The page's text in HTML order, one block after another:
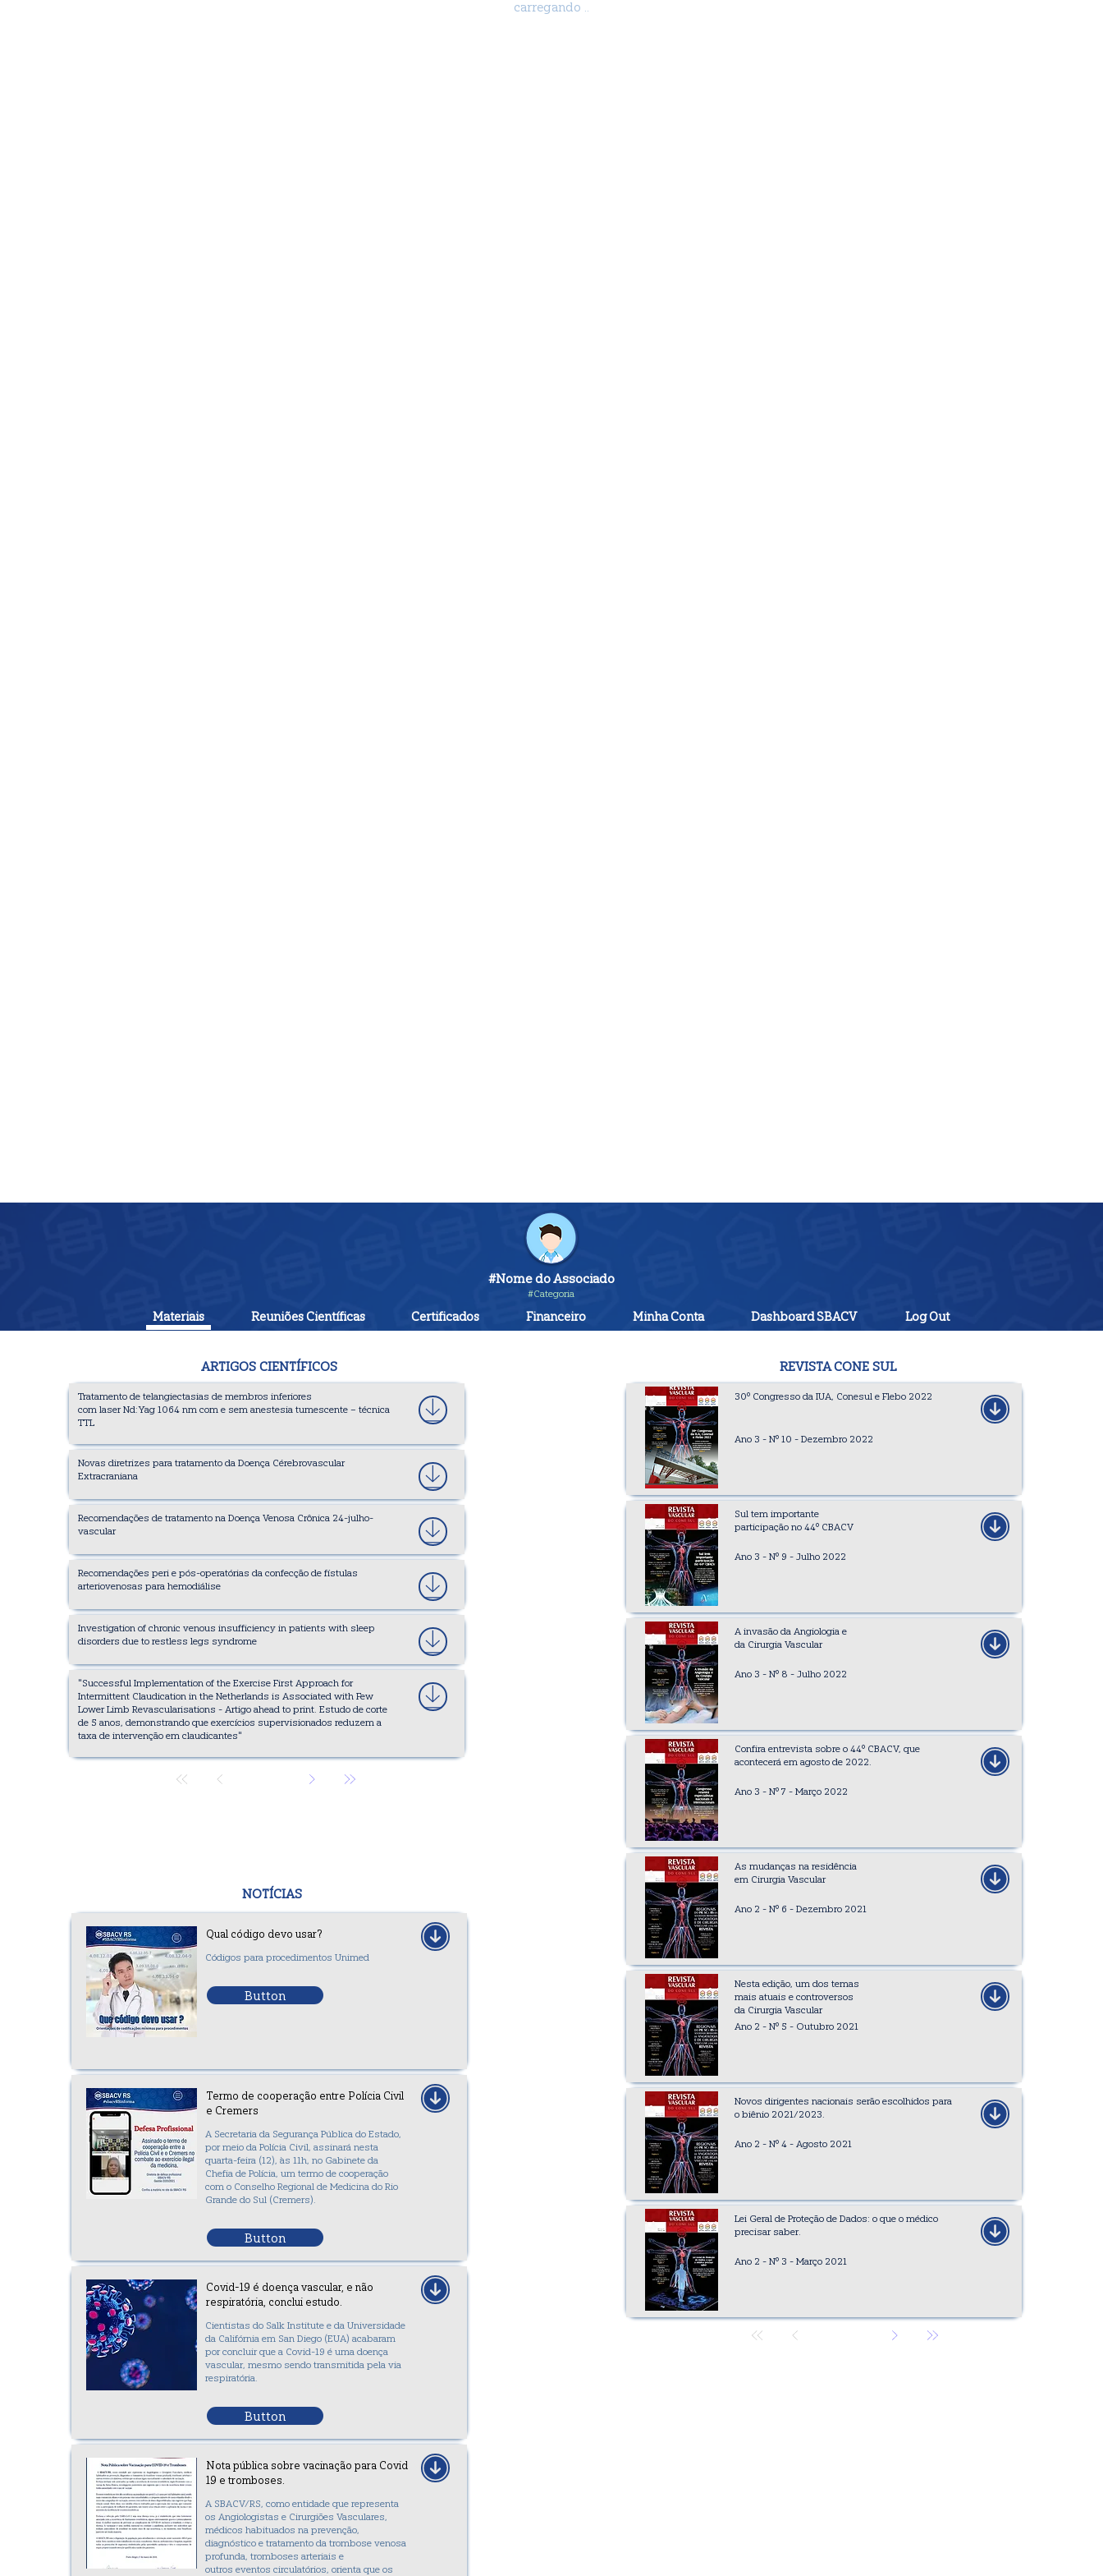
carregando ..
#Nome do Associado
#Categoria
Materiais Reuniões Científicas Certificados Financeiro Minha Conta Dashboard SBACV Log Out
ARTIGOS CIENTÍFICOS
Tratamento de telangiectasias de membros inferiores
com laser Nd:Yag 1064 nm com e sem anestesia tumescente – técnica
TTL
Novas diretrizes para tratamento da Doença Cérebrovascular
Extracraniana
Recomendações de tratamento na Doença Venosa Crônica 24-julho-
vascular
Recomendações peri e pós-operatórias da confecção de fístulas
arteriovenosas para hemodiálise
Investigation of chronic venous insufficiency in patients with sleep
disorders due to restless legs syndrome
"Successful Implementation of the Exercise First Approach for
Intermittent Claudication in the Netherlands is Associated with Few
Lower Limb Revascularisations - Artigo ahead to print. Estudo de corte
de 5 anos, demonstrando que exercícios supervisionados reduzem a
taxa de intervenção em claudicantes"
NOTÍCIAS
Qual código devo usar?
Códigos para procedimentos Unimed
Button
Termo de cooperação entre Polícia Civil
e Cremers
A Secretaria da Segurança Pública do Estado,
por meio da Polícia Civil, assinará nesta
quarta-feira (12), às 11h, no Gabinete da
Chefia de Polícia, um termo de cooperação
com o Conselho Regional de Medicina do Rio
Grande do Sul (Cremers).
Button
Covid-19 é doença vascular, e não
respiratória, conclui estudo.
Cientistas do Salk Institute e da Universidade
da Califórnia em San Diego (EUA) acabaram
por concluir que a Covid-19 é uma doença
vascular, mesmo sendo transmitida pela via
respiratória.
Button
Nota pública sobre vacinação para Covid
19 e tromboses.
A SBACV/RS, como entidade que representa
os Angiologistas e Cirurgiões Vasculares,
médicos habituados na prevenção,
diagnóstico e tratamento da trombose venosa
profunda, tromboses arteriais e
outros eventos circulatórios, orienta que os
REVISTA CONE SUL
30º Congresso da IUA, Conesul e Flebo 2022
Ano 3 - Nº 10 - Dezembro 2022
Sul tem importante
participação no 44º CBACV
Ano 3 - Nº 9 - Julho 2022
A invasão da Angiologia e
da Cirurgia Vascular
Ano 3 - Nº 8 - Julho 2022
Confira entrevista sobre o 44º CBACV, que
acontecerá em agosto de 2022.
Ano 3 - Nº 7 - Março 2022
As mudanças na residência
em Cirurgia Vascular
Ano 2 - Nº 6 - Dezembro 2021
Nesta edição, um dos temas
mais atuais e controversos
da Cirurgia Vascular
Ano 2 - Nº 5 - Outubro 2021
Novos dirigentes nacionais serão escolhidos para
o biênio 2021/2023.
Ano 2 - Nº 4 - Agosto 2021
Lei Geral de Proteção de Dados: o que o médico
precisar saber.
Ano 2 - Nº 3 - Março 2021